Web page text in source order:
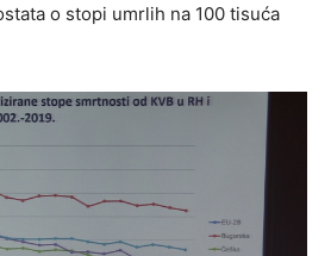
o stopi umrlih na 100 tisuća